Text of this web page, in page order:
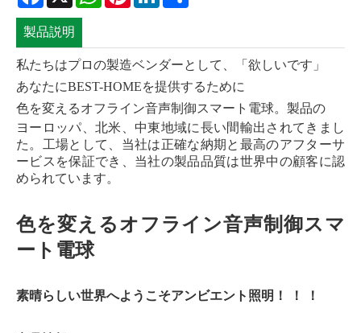
製品説明
私たちはプロの製造ベンダーとして、
「欲しいです」
あなたにBEST-HOMEを提供するために
色を変えるオフライン音声制御スマート電球。製品の
ヨーロッパ、北米、中東地域に長い間輸出されてきまし
た。工場として、当社は正確な納期と最高のアフターサ
ービスを保証でき、当社の製品品質は世界中の顧客に認
められています。
色を変えるオフライン音声制御スマ
ート電球
素晴らしい世界へようこそアンビエント照明 ！ ！ ！